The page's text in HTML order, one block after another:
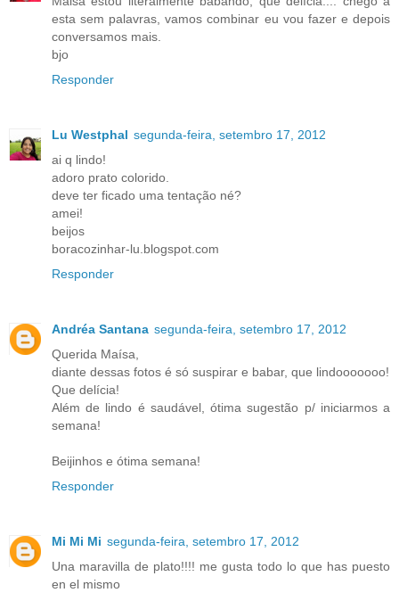
esta sem palavras, vamos combinar eu vou fazer e depois
conversamos mais.
bjo
Responder
Lu Westphal segunda-feira, setembro 17, 2012
ai q lindo!
adoro prato colorido.
deve ter ficado uma tentação né?
amei!
beijos
boracozinhar-lu.blogspot.com
Responder
Andréa Santana segunda-feira, setembro 17, 2012
Querida Maísa,
diante dessas fotos é só suspirar e babar, que lindooooooo!
Que delícia!
Além de lindo é saudável, ótima sugestão p/ iniciarmos a
semana!
Beijinhos e ótima semana!
Responder
Mi Mi Mi segunda-feira, setembro 17, 2012
Una maravilla de plato!!!! me gusta todo lo que has puesto
en el mismo